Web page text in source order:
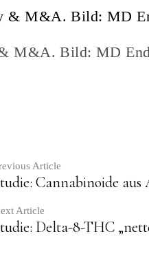
Article
Cannabinoide aus
Article
Delta-8-THC
M&A. Bild: MD